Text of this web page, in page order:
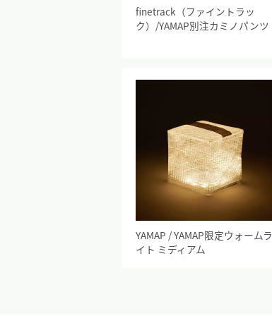
finetrack（ファイントラッ
ク）/YAMAP別注カミノパンツ
YAMAP / YAMAP限定ウォームラ
イト ミディアム